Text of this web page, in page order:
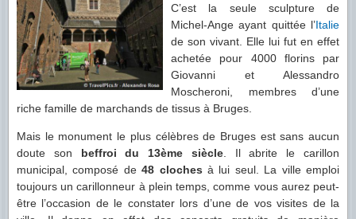
C’est la seule sculpture de
Michel-Ange ayant quittée l’Italie
de son vivant. Elle lui fut en effet
achetée pour 4000 florins par
Giovanni et Alessandro
Moscheroni, membres d’une
riche famille de marchands de tissus à Bruges.
Mais le monument le plus célèbres de Bruges est sans aucun
doute son beffroi du 13ème siècle. Il abrite le carillon
municipal, composé de48 cloches à lui seul. La ville emploi
toujours un carillonneur à plein temps, comme vous aurez peut-
être l’occasion de le constater lors d’une de vos visites de la